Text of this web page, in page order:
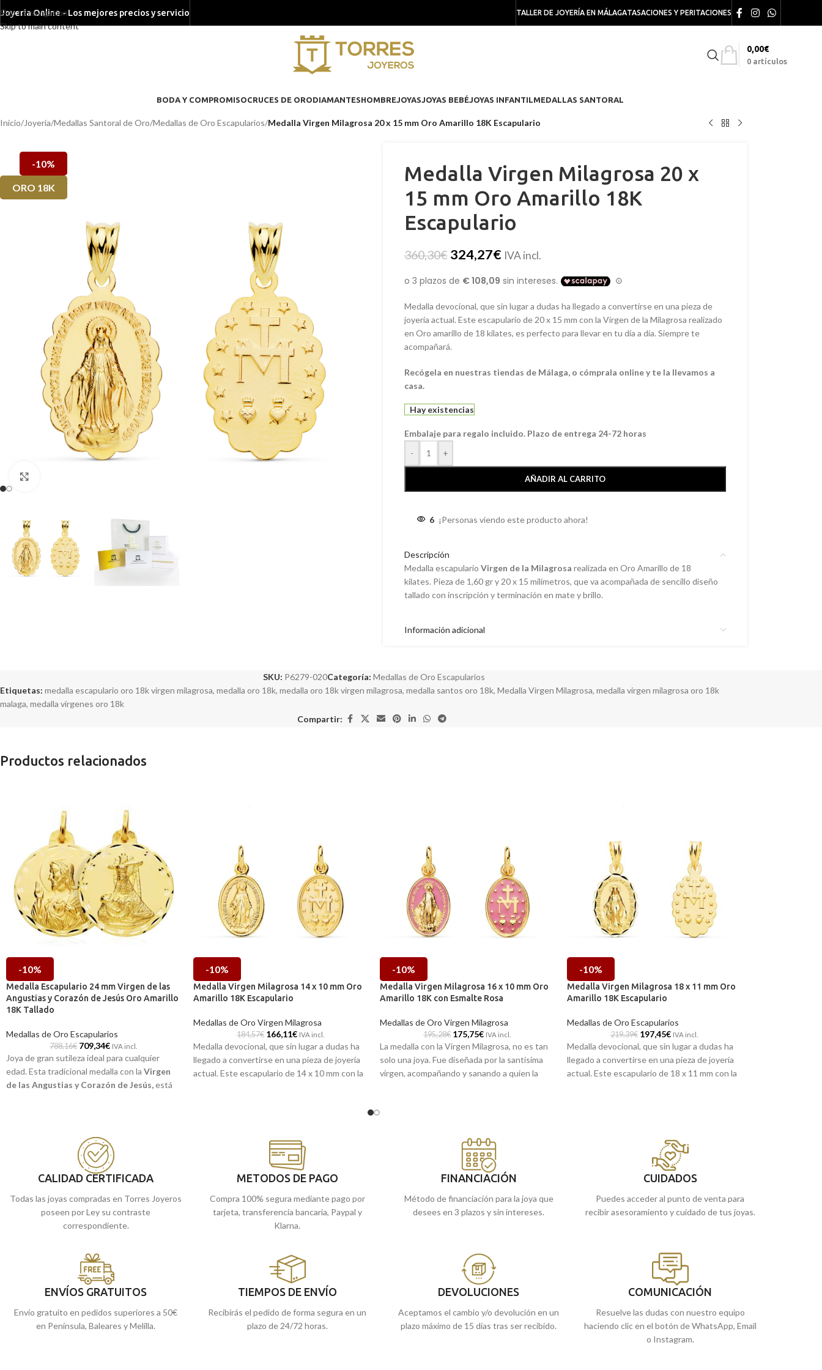
Skip to navigation
Skip to main content
Joyeria Online - Los mejores precios y servicio TALLER DE JOYERÍA EN MÁLAGATASACIONES Y PERITACIONES
0 artículos
0,00€
BODA Y COMPROMISOCRUCES DE ORODIAMANTESHOMBREJOYASJOYAS BEBÉJOYAS INFANTILMEDALLAS SANTORAL
Inicio/Joyería/Medallas Santoral de Oro/Medallas de Oro Escapularios/Medalla Virgen Milagrosa 20 x 15 mm Oro Amarillo 18K Escapulario
-10%
ORO 18K
Medalla Virgen Milagrosa 20 x
15 mm Oro Amarillo 18K
Escapulario
360,30€ 324,27€ IVA incl.
Medalla devocional, que sin lugar a dudas ha llegado a convertirse en una pieza de
joyería actual. Este escapulario de 20 x 15 mm con la Virgen de la Milagrosa realizado
en Oro amarillo de 18 kilates, es perfecto para llevar en tu día a día. Siempre te
acompañará.
Recógela en nuestras tiendas de Málaga, o cómprala online y te la llevamos a
casa.
Hay existencias
Embalaje para regalo incluido. Plazo de entrega 24-72 horas
-
+
AÑADIR AL CARRITO
6 ¡Personas viendo este producto ahora!
Descripción
Medalla escapulario Virgen de la Milagrosa realizada en Oro Amarillo de 18
kilates. Pieza de 1,60 gr y 20 x 15 milímetros, que va acompañada de sencillo diseño
tallado con inscripción y terminación en mate y brillo.
Información adicional
SKU: P6279-020Categoría: Medallas de Oro Escapularios
Etiquetas: medalla escapulario oro 18k virgen milagrosa, medalla oro 18k, medalla oro 18k virgen milagrosa, medalla santos oro 18k, Medalla Virgen Milagrosa, medalla virgen milagrosa oro 18k
malaga, medalla vírgenes oro 18k
Compartir:
Productos relacionados
-10%
Medalla Escapulario 24 mm Virgen de las
Angustias y Corazón de Jesús Oro Amarillo
18K Tallado
Medallas de Oro Escapularios
788,16€ 709,34€ IVA incl.
Joya de gran sutileza ideal para cualquier
edad. Esta tradicional medalla con la Virgen
de las Angustias y Corazón de Jesús,está
Recógela en nuestras tiendas de Málaga, o
cómprala online y te la enviamos a casa.
-10%
Medalla Virgen Milagrosa 14 x 10 mm Oro
Amarillo 18K Escapulario
Medallas de Oro Virgen Milagrosa
184,57€ 166,11€ IVA incl.
Medalla devocional, que sin lugar a dudas ha
llegado a convertirse en una pieza de joyería
actual. Este escapulario de 14 x 10 mm con la
cómprala online y te la llevamos a casa.
-10%
Medalla Virgen Milagrosa 16 x 10 mm Oro
Amarillo 18K con Esmalte Rosa
Medallas de Oro Virgen Milagrosa
195,28€ 175,75€ IVA incl.
La medalla con la Virgen Milagrosa, no es tan
solo una joya. Fue diseñada por la santísima
virgen, acompañando y sanando a quien la
Puedes encontrarlas en nuestras tiendas
cómpralaonline y te la
enviamos a casa.
-10%
Medalla Virgen Milagrosa 18 x 11 mm Oro
Amarillo 18K Escapulario
Medallas de Oro Escapularios
219,39€ 197,45€ IVA incl.
Medalla devocional, que sin lugar a dudas ha
llegado a convertirse en una pieza de joyería
actual. Este escapulario de 18 x 11 mm con la
cómprala online y te la llevamos a casa.
CALIDAD CERTIFICADA
Todas las joyas compradas en Torres Joyeros
poseen por Ley su contraste
correspondiente.
METODOS DE PAGO
Compra 100% segura mediante pago por
tarjeta, transferencia bancaria, Paypal y
Klarna.
FINANCIACIÓN
Método de financiación para la joya que
desees en 3 plazos y sin intereses.
CUIDADOS
Puedes acceder al punto de venta para
recibir asesoramiento y cuidado de tus joyas.
ENVÍOS GRATUITOS
Envío gratuito en pedidos superiores a 50€
en Península, Baleares y Melilla.
TIEMPOS DE ENVÍO
Recibirás el pedido de forma segura en un
plazo de 24/72 horas.
DEVOLUCIONES
Aceptamos el cambio y/o devolución en un
plazo máximo de 15 días tras ser recibido.
COMUNICACIÓN
Resuelve las dudas con nuestro equipo
haciendo clic en el botón de WhatsApp, Email
o Instagram.